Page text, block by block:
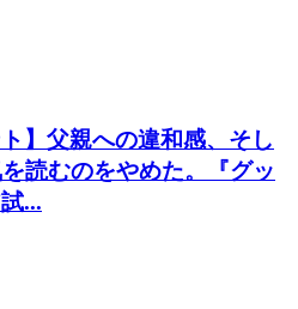
】父親への違和感、そし
読むのをやめた。『グッ
...